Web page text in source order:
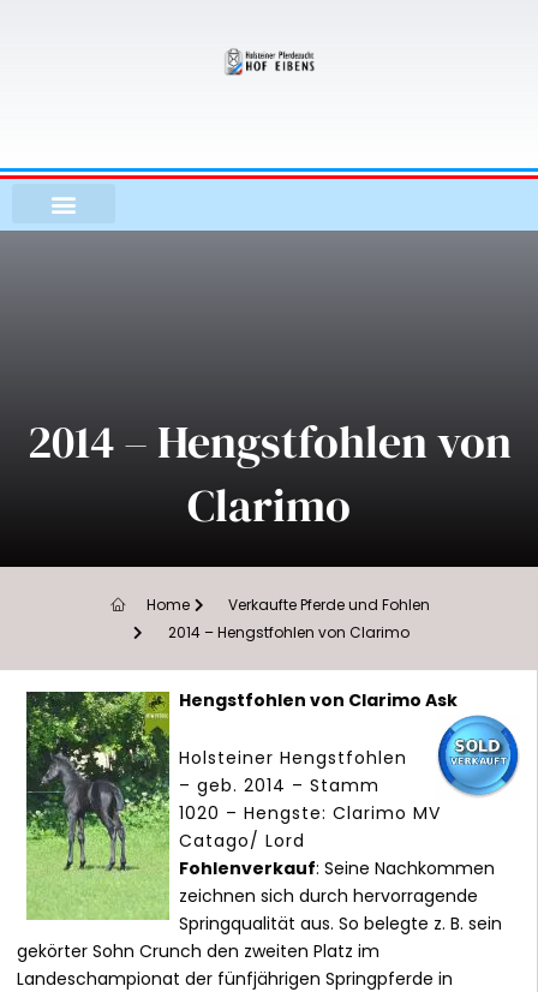
2014 – Hengstfohlen von
Clarimo
Home
Verkaufte Pferde und Fohlen
2014 – Hengstfohlen von Clarimo
Hengstfohlen von Clarimo Ask
Holsteiner Hengstfohlen
– geb. 2014 – Stamm
1020 – Hengste: Clarimo MV
Catago/ Lord
Fohlenverkauf: Seine Nachkommen
zeichnen sich durch hervorragende
Springqualität aus. So belegte z. B. sein
gekörter Sohn Crunch den zweiten Platz im
Landeschampionat der fünfjährigen Springpferde in